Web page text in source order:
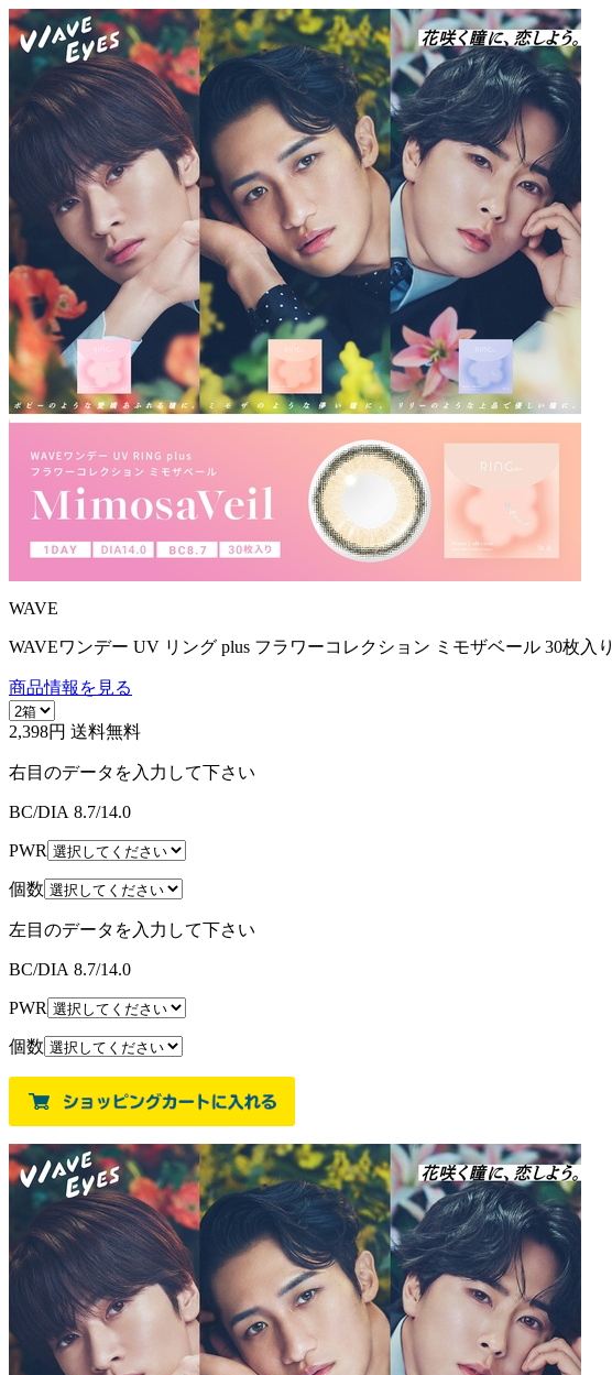
WAVE
WAVEワンデー UV リング plus フラワーコレクション ミモザベール 30枚入り
商品情報を見る
2,398円 送料無料
右目のデータを入力して下さい
BC/DIA 8.7/14.0
PWR
個数
左目のデータを入力して下さい
BC/DIA 8.7/14.0
PWR
個数